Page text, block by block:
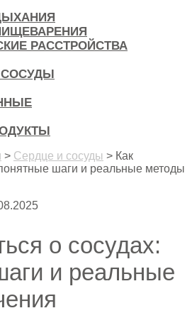
РАССТРОЙСТВА
> Сердце и сосуды > Как
шаги и реальные методы
о сосудах:
и реальные